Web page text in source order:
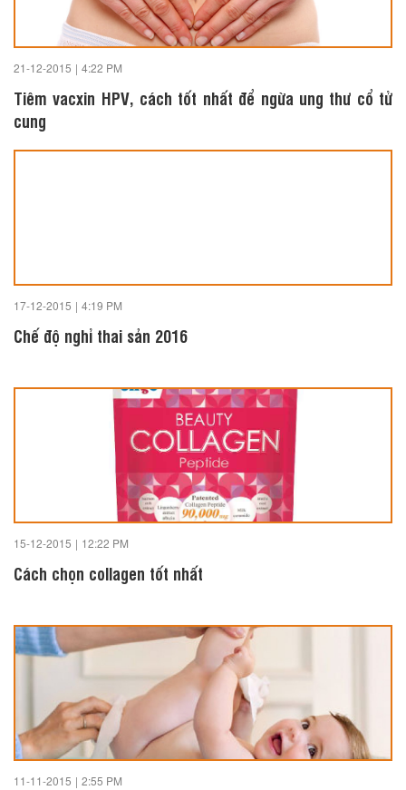
21-12-2015 | 4:22 PM
Tiêm vacxin HPV, cách tốt nhất để ngừa ung thư cổ tử
cung
17-12-2015 | 4:19 PM
Chế độ nghỉ thai sản 2016
15-12-2015 | 12:22 PM
Cách chọn collagen tốt nhất
11-11-2015 | 2:55 PM